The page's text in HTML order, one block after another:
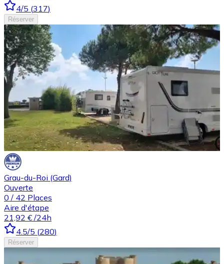
4/5 (317)
Réserver
Grau-du-Roi (Gard)
Ouverte
0 / 42 Places
Aire d'étape
21,92 € /24h
4.5/5 (280)
Réserver